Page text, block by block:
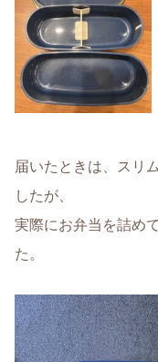
届いたときは、スリ
したが、
実際にお弁当を詰め
た。